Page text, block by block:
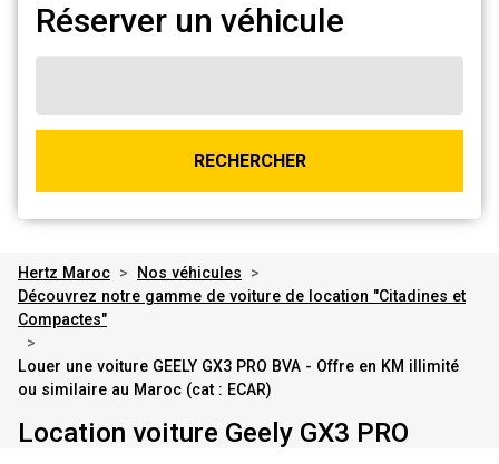
Réserver un véhicule
RECHERCHER
Hertz Maroc > Nos véhicules
>
Découvrez notre gamme de voiture de location "Citadines et
Compactes"
>
Louer une voiture GEELY GX3 PRO BVA - Offre en KM illimité
ou similaire au Maroc (cat : ECAR)
Location voiture Geely GX3 PRO